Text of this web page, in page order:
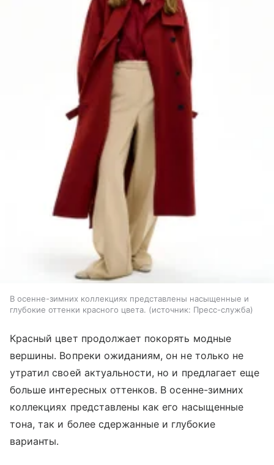
В осенне-зимних коллекциях представлены насыщенные и
глубокие оттенки красного цвета.
источник: Пресс-служба
Красный цвет продолжает покорять модные
вершины. Вопреки ожиданиям, он не только не
утратил своей актуальности, но и предлагает еще
больше интересных оттенков. В осенне-зимних
коллекциях представлены как его насыщенные
тона, так и более сдержанные и глубокие
варианты.